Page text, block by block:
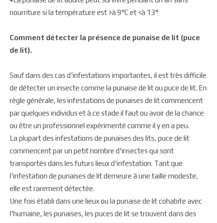
nourriture si la température est >à 9°C et <à 13°
Comment détecter la présence de punaise de lit (puce
de lit).
Sauf dans des cas d'infestations importantes, il est très difficile
de détecter un insecte comme la punaise de lit ou puce de lit. En
règle générale, les infestations de punaises de lit commencent
par quelques individus et à ce stade il faut ou avoir de la chance
ou être un professionnel expérimenté comme il y en a peu.
La plupart des infestations de punaises des lits, puce de lit
commencent par un petit nombre d'insectes qui sont
transportés dans les futurs lieux d'infestation. Tant que
l'infestation de punaises de lit demeure à une taille modeste,
elle est rarement détectée.
Une fois établi dans une lieux ou la punaise de lit cohabite avec
l'humaine, les punaises, les puces de lit se trouvent dans des